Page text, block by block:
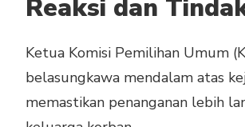
Reaksi dan
Ketua Komisi Pemilihan Umum
belasungkawa mendalam atas
memastikan penanganan lebih